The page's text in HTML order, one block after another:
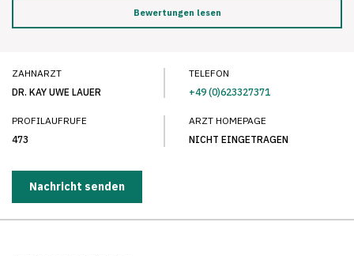
Bewertungen lesen
ZAHNARZT
DR. KAY UWE LAUER
TELEFON
+49 (0)623327371
PROFILAUFRUFE
473
ARZT HOMEPAGE
NICHT EINGETRAGEN
Nachricht senden